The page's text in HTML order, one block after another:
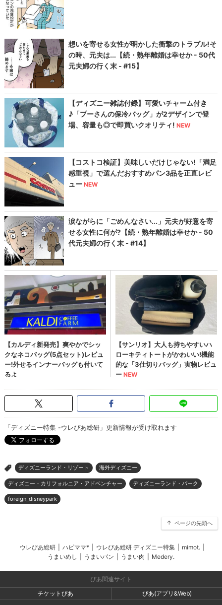
「ディズニー特集 -ウレぴあ総研」更新情報が受け取れます
> ディズニーランド・リゾート 海外ディズニー
ディズニー・カリフォルニア・アドベンチャー ディズニーランド・パーク
foreign_disneypark
ページの先頭へ
ウレぴあ総研 ハピママ* ウレぴあ総研 ディズニー特集 mimot.
うまいめし
うまいパン うまい肉 Medery.
ぴあ関連サイト
チケットぴあ
ぴあ(アプリ&Web)